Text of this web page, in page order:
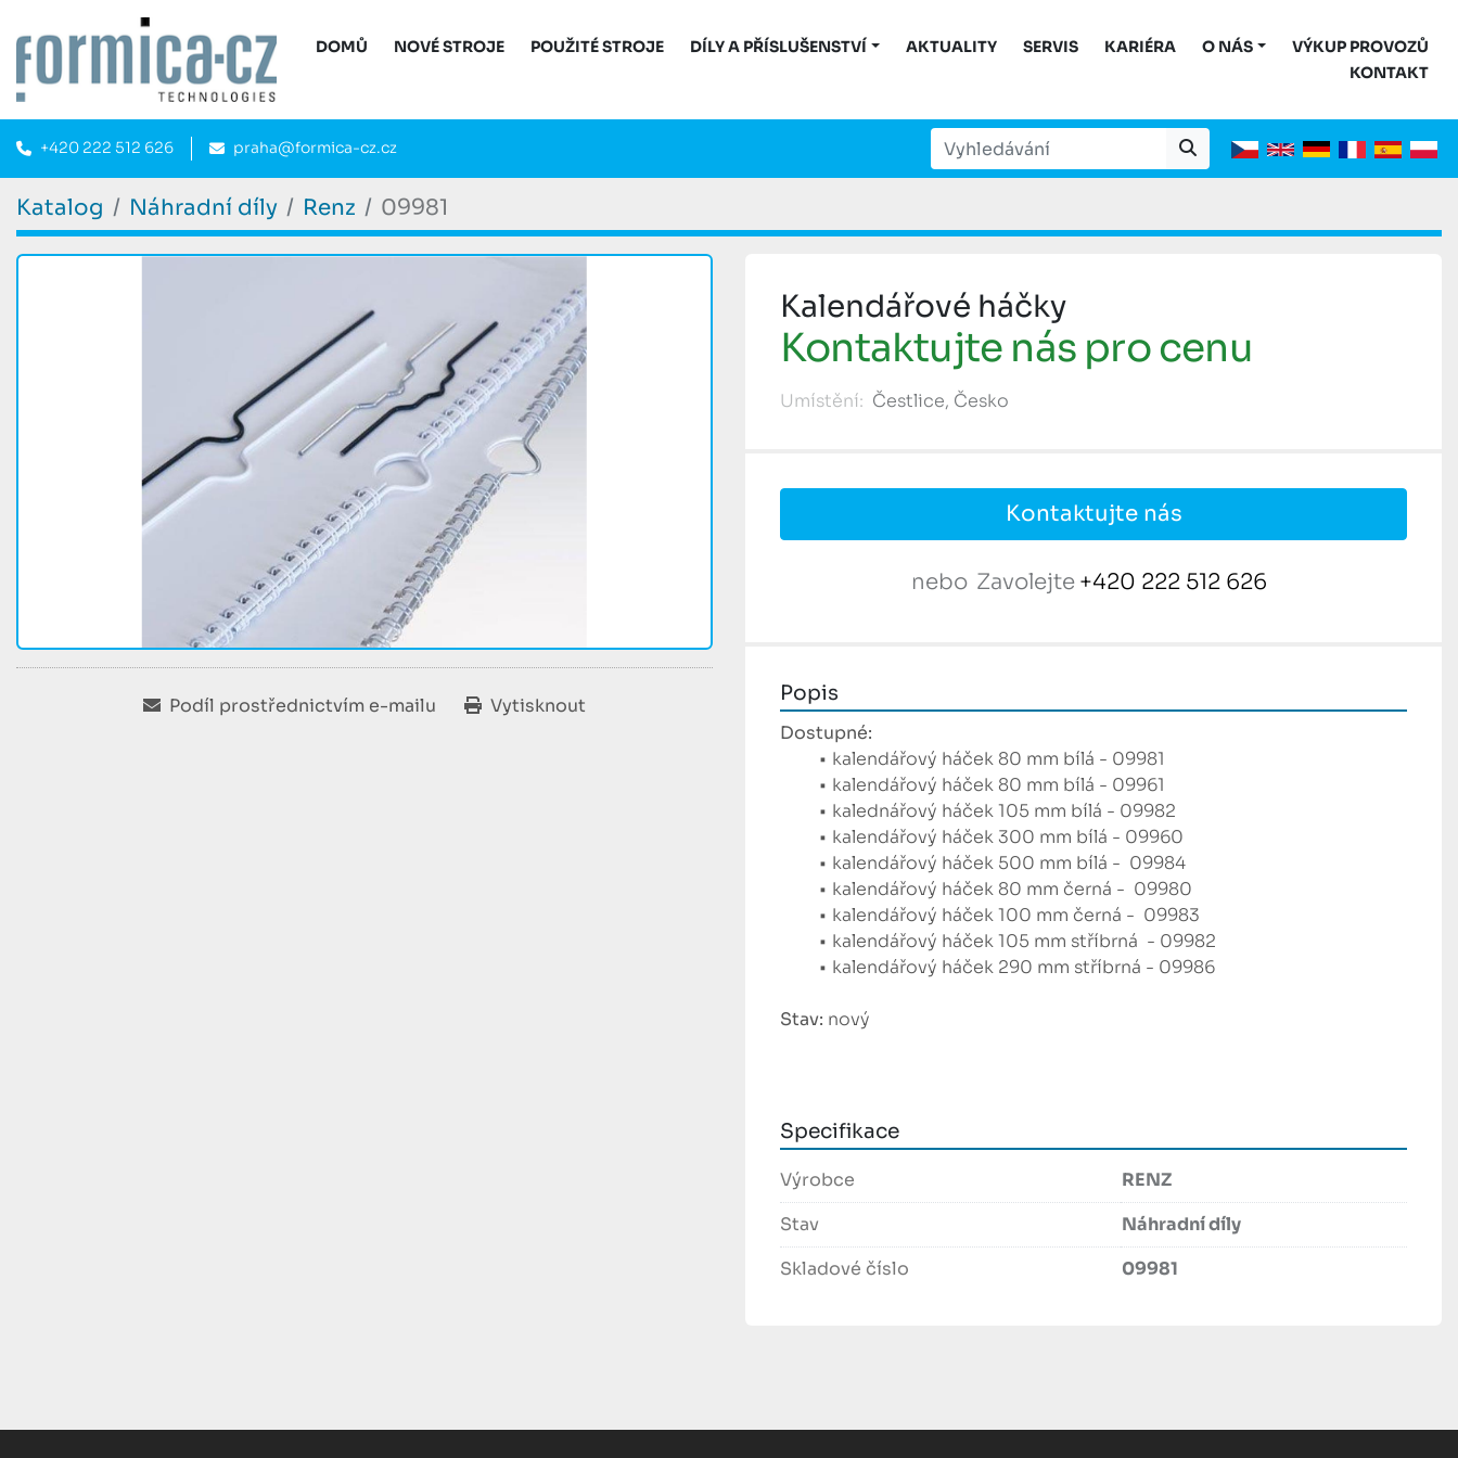
DOMŮ NOVÉ STROJE POUŽITÉ STROJE DÍLY A PŘÍSLUŠENSTVÍ AKTUALITY SERVIS KARIÉRA O NÁS
VÝKUP PROVOZŮ
KONTAKT
+420 222 512 626 praha@formica-cz.cz
Katalog Náhradní díly Renz 09981
Podíl prostřednictvím e-mailu Vytisknout
Kalendářové háčky
Kontaktujte nás pro cenu
Umístění: Čestlice, Česko
Kontaktujte nás
nebo Zavolejte +420 222 512 626
Popis
Dostupné:
kalendářový háček 80 mm bílá - 09981
kalendářový háček 80 mm bílá - 09961
kalednářový háček 105 mm bílá - 09982
kalendářový háček 300 mm bílá - 09960
kalendářový háček 500 mm bílá -  09984
kalendářový háček 80 mm černá -  09980
kalendářový háček 100 mm černá -  09983
kalendářový háček 105 mm stříbrná  - 09982
kalendářový háček 290 mm stříbrná - 09986
Stav: nový
Specifikace
Výrobce
RENZ
Stav
Náhradní díly
Skladové číslo
09981